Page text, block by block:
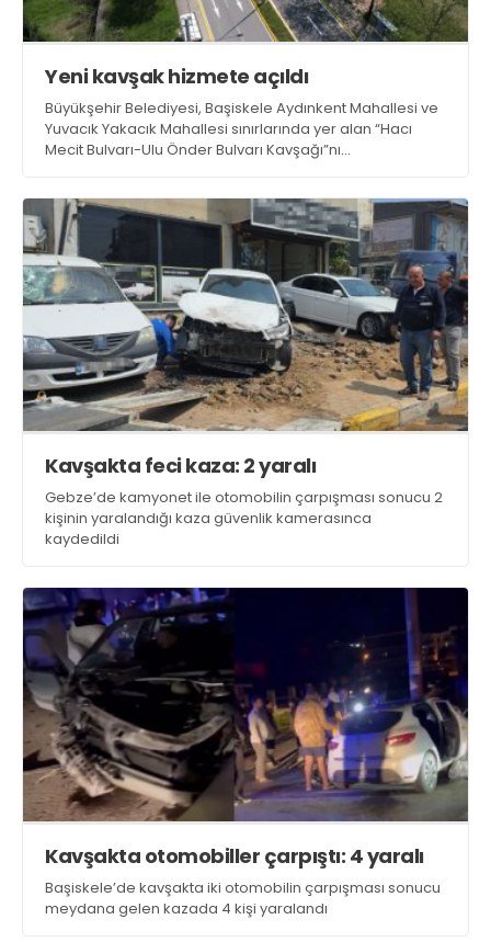
Yeni kavşak hizmete açıldı
Büyükşehir Belediyesi, Başiskele Aydınkent Mahallesi ve
Yuvacık Yakacık Mahallesi sınırlarında yer alan “Hacı
Mecit Bulvarı-Ulu Önder Bulvarı Kavşağı”nı
Kavşakta feci kaza: 2 yaralı
Gebze’de kamyonet ile otomobilin çarpışması sonucu 2
kişinin yaralandığı kaza güvenlik kamerasınca
kaydedildi
Kavşakta otomobiller çarpıştı: 4 yaralı
Başiskele’de kavşakta iki otomobilin çarpışması sonucu
meydana gelen kazada 4 kişi yaralandı